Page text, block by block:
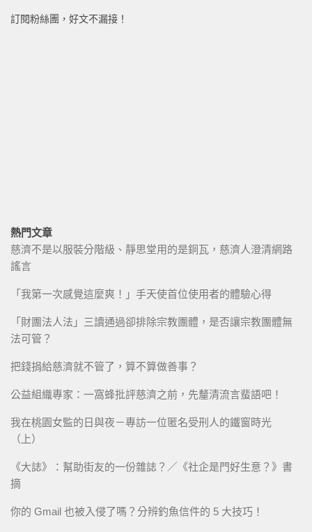
訂閱粉絲團，好文不漏接！
熱門文章
慈濟不是以服裝分階級、靜思堂用的是銅瓦，慈濟人澄清網路
謠言
「我第一次感覺這麼爽！」手天使首位使用者的體驗心得
「財團法人法」三讀通過卻排除宗教團體，是否讓宗教團體無
法可管？
把錢捐給慈濟就不管了，算不算做善事？
公益組織專家：一窩蜂批評慈濟之前，先釐清流言蜚語吧！
我在桃園女監的日與夜－專訪一位匿名受刑人的鐵窗時光
（上）
《大誌》：幫助街友的一份雜誌？／《社企是門好生意？》書
摘
你的 Gmail 也被入侵了嗎？分辨釣魚信件的 5 大技巧！